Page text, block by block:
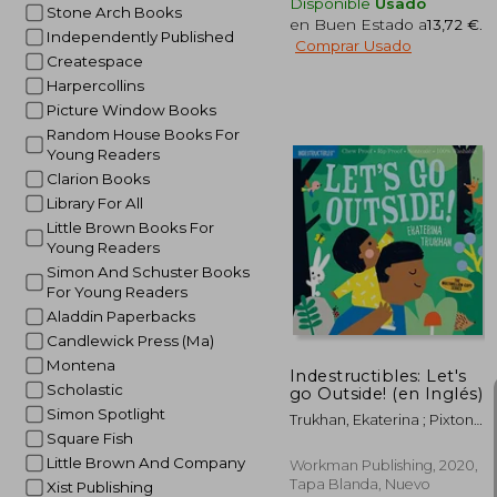
Stone Arch Books
Independently Published
Createspace
Harpercollins
Picture Window Books
Random House Books For
Young Readers
Clarion Books
Library For All
Little Brown Books For
Young Readers
Simon And Schuster Books
For Young Readers
Aladdin Paperbacks
Candlewick Press (Ma)
Montena
Scholastic
Simon Spotlight
Square Fish
Little Brown And Company
Xist Publishing
5%
dcto.
en Buen Estado a13,72 €
Comprar Usado
Indestructibles: Let's
go Outside! (en Inglés)
Trukhan, Ekaterina ; Pixton,
Workman Publishing, 2020,
Tapa Blanda, Nuevo